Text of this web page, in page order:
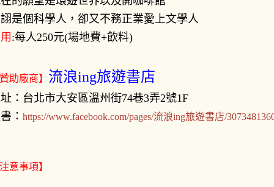
是個科學人，卻又不務正業愛上文學人
:每人250元(場地費+飲料)
助廠商】 流浪ing旅遊書店
：台北市大安區溫州街74巷3弄2號1F
： https://www.facebook.com/pages/流浪ing旅遊書店/
意事項】